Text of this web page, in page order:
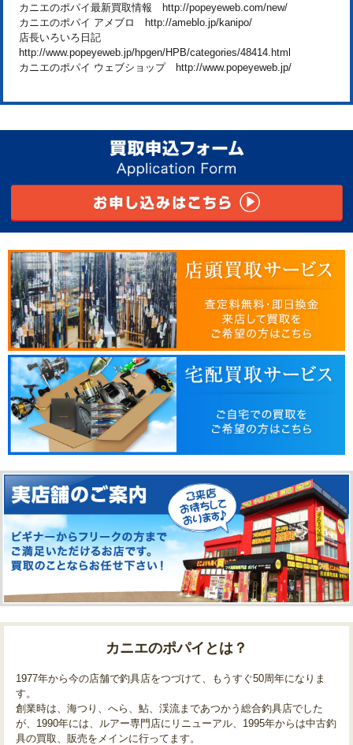
カニエのポパイ最新買取情報 http://popeyeweb.com/new/
カニエのポパイ アメブロ http://ameblo.jp/kanipo/
店長いろいろ日記
http://www.popeyeweb.jp/hpgen/HPB/categories/48414.html
カニエのポパイ ウェブショップ http://www.popeyeweb.jp/
カニエのポパイとは？
1977年から今の店舗で釣具店をつづけて、もうすぐ50周年になりま
す。
創業時は、海つり、へら、鮎、渓流まであつかう総合釣具店でした
が、1990年には、ルアー専門店にリニューアル、1995年からは中古釣
具の買取、販売をメインに行ってます。